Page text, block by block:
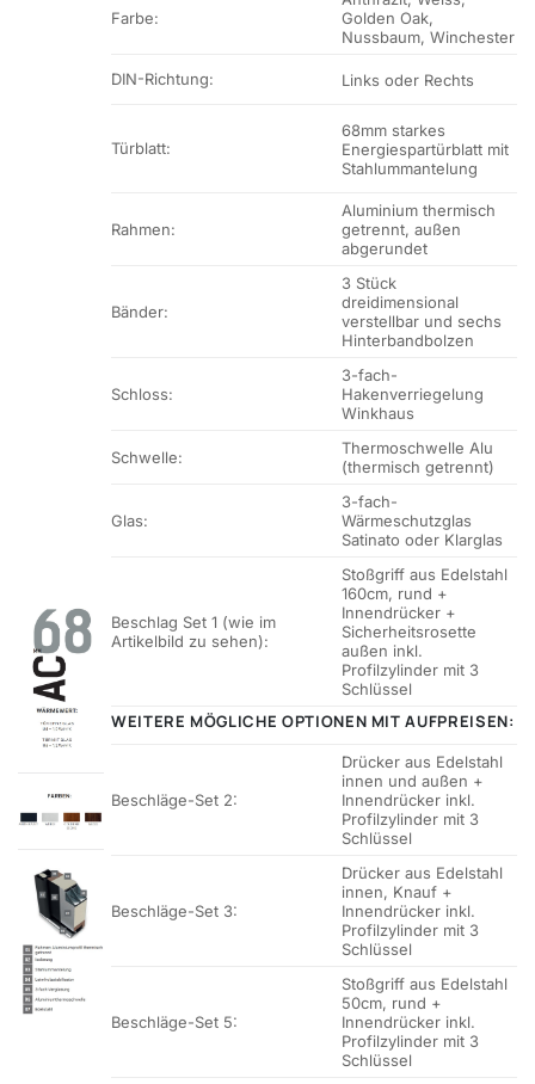
Farbe:
Golden Oak,
Nussbaum, Winchester
DIN-Richtung: Links oder Rechts
Türblatt:
68mm starkes
Energiespartürblatt mit
Stahlummantelung
Rahmen:
Aluminium thermisch
getrennt, außen
abgerundet
Bänder:
3 Stück
dreidimensional
verstellbar und sechs
Hinterbandbolzen
Schloss:
3-fach-
Hakenverriegelung
Winkhaus
Schwelle:
Thermoschwelle Alu
(thermisch getrennt)
Glas:
3-fach-
Wärmeschutzglas
Satinato oder Klarglas
Beschlag Set 1 (wie im
Artikelbild zu sehen):
Stoßgriff aus Edelstahl
160cm, rund +
Innendrücker +
Sicherheitsrosette
außen inkl.
Profilzylinder mit 3
Schlüssel
WEITERE MÖGLICHE OPTIONEN MIT AUFPREISEN:
Beschläge-Set 2:
Drücker aus Edelstahl
innen und außen +
Innendrücker inkl.
Profilzylinder mit 3
Schlüssel
Beschläge-Set 3:
Drücker aus Edelstahl
innen, Knauf +
Innendrücker inkl.
Profilzylinder mit 3
Schlüssel
Beschläge-Set 5:
Stoßgriff aus Edelstahl
50cm, rund +
Innendrücker inkl.
Profilzylinder mit 3
Schlüssel